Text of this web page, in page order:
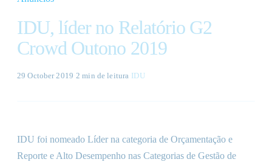
Plataforma
IDU, líder no Relatório G2
Crowd Outono 2019
29 October 2019 ·2 min de leitura IDU
IDU foi nomeado Líder na categoria de Orçamentação e
Reporte e Alto Desempenho nas Categorias de Gestão de